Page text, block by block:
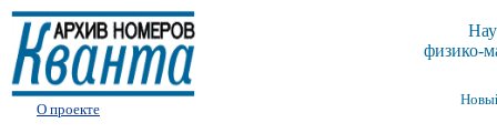
О проекте
физико-